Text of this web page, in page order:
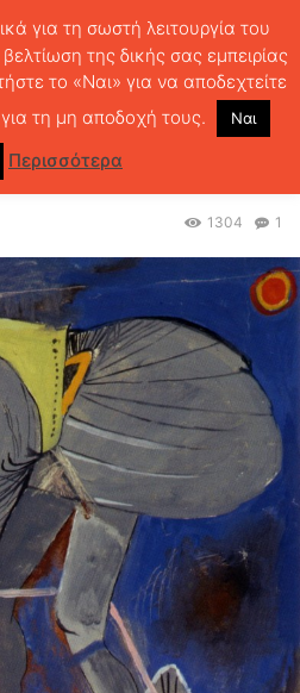
στίλβοντος ποδηλάτου
1
1304
για τη σωστή λειτουργία του
της δικής σας εμπειρίας
το «Ναι» για να αποδεχτείτε
τη μη αποδοχή τους.
Ναι
Περισσότερα